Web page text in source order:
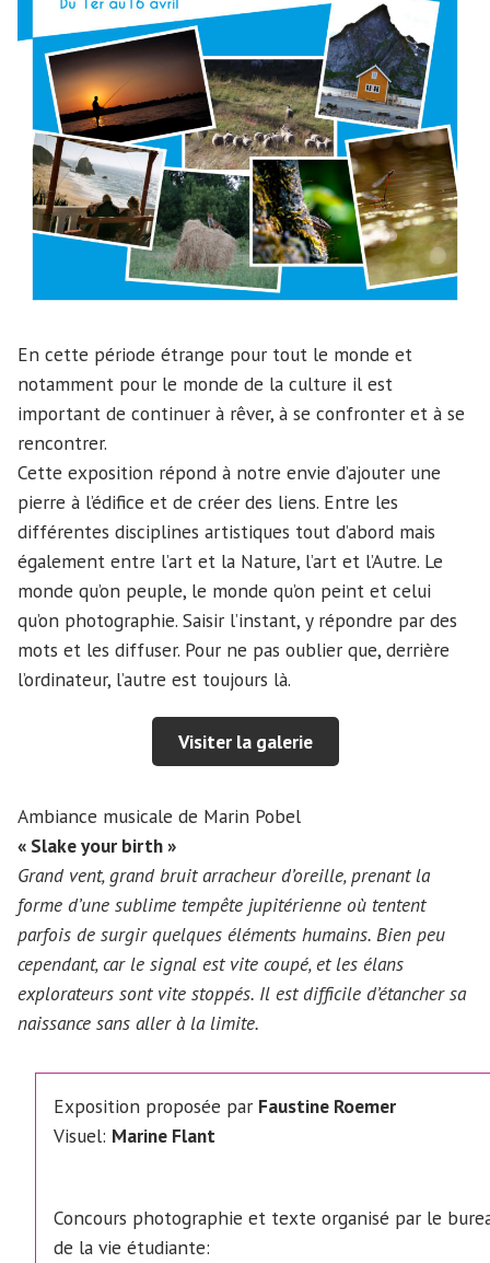
En cette période étrange pour tout le monde et
notamment pour le monde de la culture il est
important de continuer à rêver, à se confronter et à se
rencontrer.
Cette exposition répond à notre envie d’ajouter une
pierre à l’édifice et de créer des liens. Entre les
différentes disciplines artistiques tout d’abord mais
également entre l’art et la Nature, l’art et l’Autre. Le
monde qu’on peuple, le monde qu’on peint et celui
qu’on photographie. Saisir l’instant, y répondre par des
mots et les diffuser. Pour ne pas oublier que, derrière
l’ordinateur, l’autre est toujours là.
Visiter la galerie
Ambiance musicale de Marin Pobel
« Slake your birth »
Grand vent, grand bruit arracheur d’oreille, prenant la
forme d’une sublime tempête jupitérienne où tentent
parfois de surgir quelques éléments humains. Bien peu
cependant, car le signal est vite coupé, et les élans
explorateurs sont vite stoppés. Il est difficile d’étancher sa
naissance sans aller à la limite.
Exposition proposée par Faustine Roemer
Visuel: Marine Flant
Concours photographie et texte organisé par le
de la vie étudiante: